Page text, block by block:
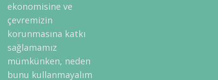
ekonomisine ve
çevremizin
korunmasına katkı
sağlamamız
mümkünken, neden
bunu kullanmayalım